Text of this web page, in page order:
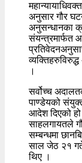
अनुसार गौर
अनुसन्धानका
संयन्त्रमार्फत
व्यक्तिहरुविरुद्ध
।
सर्वोच्च
पाण्डेयको
आदेश दिएको
साहलगायतले
सम्बन्धमा
साल जेठ २१ गते
थिए ।